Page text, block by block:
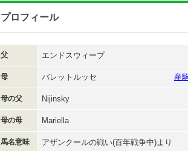
プロフィール
父 エンドスウィープ
母 バレットルッセ 産
母の父 Nijinsky
母の母 Mariella
馬名意味 アザンクールの戦い(百年戦争中)より